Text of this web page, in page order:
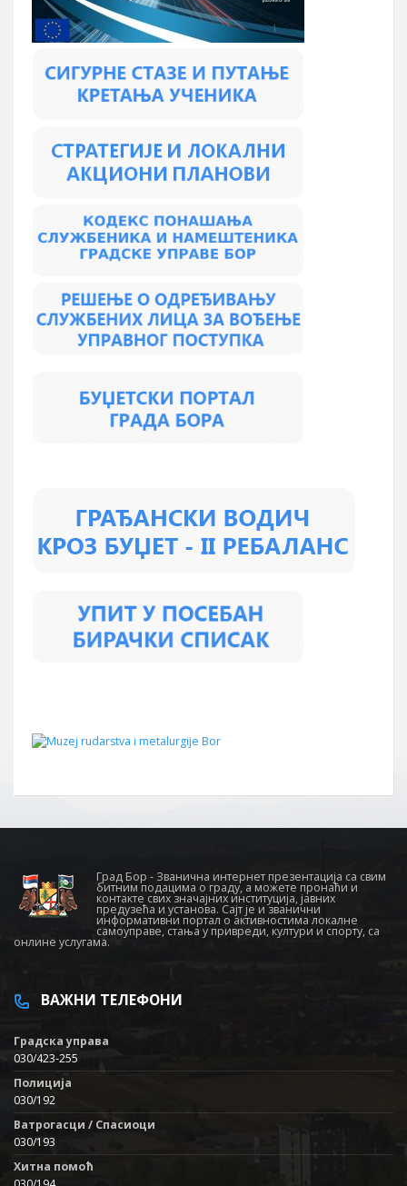
Град Бор - Званична интернет презентација са свим
битним подацима о граду, а можете пронаћи и
контакте свих значајних институција, јавних
предузећа и установа. Сајт је и званични
информативни портал о активностима локалне
самоуправе, стања у привреди, култури и спорту, са
онлине услугама.
ВАЖНИ ТЕЛЕФОНИ
Градска управа
030/423-255
Полиција
030/192
Ватрогасци / Спасиоци
030/193
Хитна помоћ